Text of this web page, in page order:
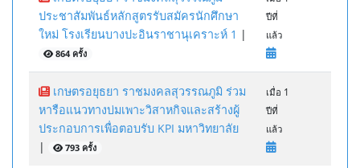
ประชาสัมพันธ์หลักสูตรรับสมัครนักศึกษา
ใหม่ โรงเรียนบางปะอินราชานุเคราะห์ 1 |
864 ครั้ง
ปีที่
แล้ว
เกษตรอยุธยา ราชมงคลสุวรรณภูมิ ร่วม
หารือแนวทางบ่มเพาะวิสาหกิจและสร้างผู้
ประกอบการเพื่อตอบรับ KPI มหาวิทยาลัย
|
793 ครั้ง
เมื่อ 1
ปีที่
แล้ว